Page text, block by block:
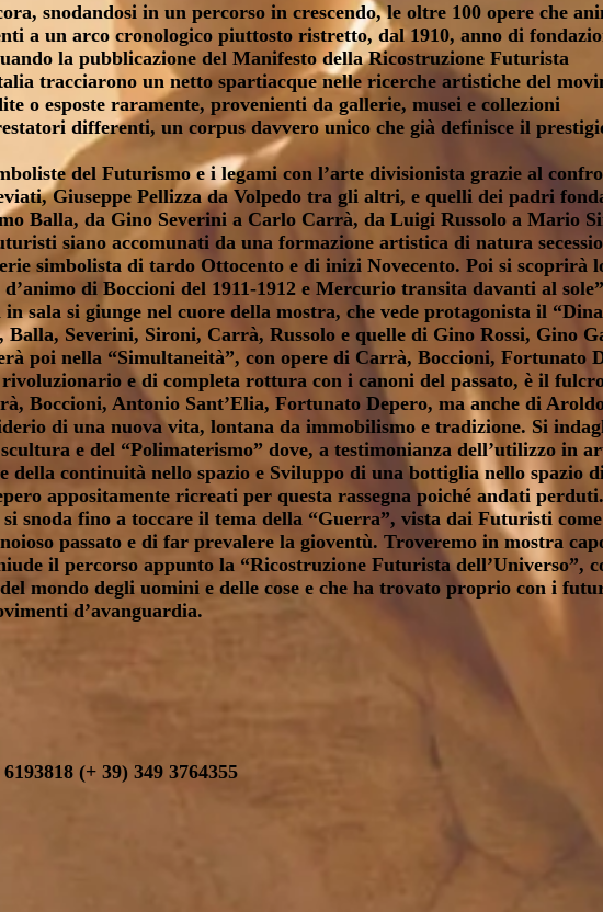
snodandosi in un percorso in crescendo, le oltre 100 opere che
a un arco cronologico piuttosto ristretto, dal 1910, anno di
la pubblicazione del Manifesto della Ricostruzione Futurista
tracciarono un netto spartiacque nelle ricerche artistiche del
o esposte raramente, provenienti da gallerie, musei e collezioni
differenti, un corpus davvero unico che già definisce il
del Futurismo e i legami con l’arte divisionista grazie al
Giuseppe Pellizza da Volpedo tra gli altri, e quelli dei padri
Balla, da Gino Severini a Carlo Carrà, da Luigi Russolo a Mario
siano accomunati da una formazione artistica di natura
simbolista di tardo Ottocento e di inizi Novecento. Poi si scoprirà
di Boccioni del 1911-1912 e Mercurio transita davanti al
sala si giunge nel cuore della mostra, che vede protagonista il
Severini, Sironi, Carrà, Russolo e quelle di Gino Rossi, Gino
poi nella “Simultaneità”, con opere di Carrà, Boccioni, Fortunato
e di completa rottura con i canoni del passato, è il
Boccioni, Antonio Sant’Elia, Fortunato Depero, ma anche di
di una nuova vita, lontana da immobilismo e tradizione. Si
e del “Polimaterismo” dove, a testimonianza dell’utilizzo in
continuità nello spazio e Sviluppo di una bottiglia nello spazio
appositamente ricreati per questa rassegna poiché andati
snoda fino a toccare il tema della “Guerra”, vista dai Futuristi
passato e di far prevalere la gioventù. Troveremo in mostra
il percorso appunto la “Ricostruzione Futurista dell’Universo”,
del mondo degli uomini e delle cose e che ha trovato proprio con i
d’avanguardia.
(+ 39) 349 3764355